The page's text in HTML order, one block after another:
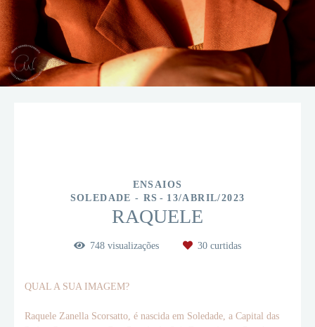
ENSAIOS
SOLEDADE - RS
13/ABRIL/2023
RAQUELE
748 visualizações 30 curtidas
QUAL A SUA IMAGEM?
Raquele Zanella Scorsatto, é nascida em Soledade, a Capital das